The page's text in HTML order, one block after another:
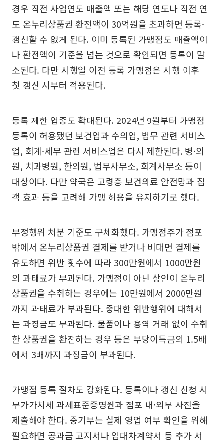
경우 직전 사업연도 매출액 또는 해당 연도나 직전 연
도 온누리상품권 환전액이 30억원을 초과하면 등록·
갱신할 수 없게 된다. 이미 등록된 가맹점도 매출액이
나 환전액이 기준을 넘는 것으로 확인되면 등록이 말
소된다. 다만 시행일 이전 등록 가맹점은 시행 이후
첫 갱신 시부터 적용된다.
등록 제한 업종도 확대된다. 2024년 9월부터 가맹점
등록이 허용됐던 보건업과 수의업, 법무 관련 서비스
업, 회계·세무 관련 서비스업은 다시 제한된다. 병·의
원, 치과병원, 한의원, 법무사무소, 회계사무소 등이
대상이다. 다만 약국은 고령층 보건의료 안전망과 집
객 효과 등을 고려해 가맹 허용을 유지하기로 했다.
부정행위 처분 기준도 구체화했다. 가맹점주가 점포
밖에서 온누리상품권 결제를 받거나 비대면 결제를
유도하면 위반 횟수에 따라 300만원에서 1000만원
의 과태료가 부과된다. 가맹점이 아닌 상인이 온누리
상품권을 수취하는 경우에는 10만원에서 2000만원
까지 과태료가 부과된다. 중대한 위반행위에 대해서
는 과징금도 부과된다. 물품이나 용역 거래 없이 수취
한 상품권을 환전하는 경우 등은 부당이득금의 1.5배
에서 3배까지 과징금이 부과된다.
가맹점 등록 절차도 강화된다. 등록이나 갱신 신청 시
부가가치세 과세표준증명원과 점포 내·외부 사진을
제출해야 한다. 중기부는 실제 영업 여부 확인을 위해
필요하면 공과금 고지서나 임대차계약서 등 추가 서